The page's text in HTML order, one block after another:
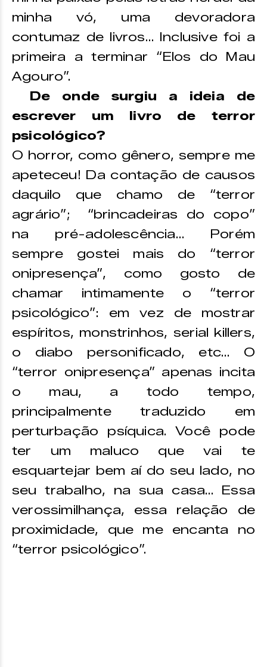
minha vó, uma devoradora
contumaz de livros… Inclusive foi a
primeira a terminar “Elos do Mau
Agouro”.
De onde surgiu a ideia de
escrever um livro de terror
psicológico?
O horror, como gênero, sempre me
apeteceu! Da contação de causos
daquilo que chamo de “terror
agrário”; “brincadeiras do copo”
na pré-adolescência… Porém
sempre gostei mais do “terror
onipresença”, como gosto de
chamar intimamente o “terror
psicológico”: em vez de mostrar
espíritos, monstrinhos, serial killers,
o diabo personificado, etc… O
“terror onipresença” apenas incita
o mau, a todo tempo,
principalmente traduzido em
perturbação psíquica. Você pode
ter um maluco que vai te
esquartejar bem aí do seu lado, no
seu trabalho, na sua casa… Essa
verossimilhança, essa relação de
proximidade, que me encanta no
“terror psicológico”.